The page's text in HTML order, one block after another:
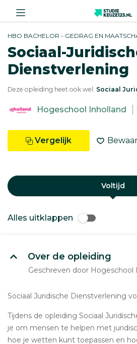
HBO BACHELOR - GEDRAG EN
Sociaal-
Dienstverlening
Deze opleiding heet ook wel: Sociaal
Hogeschool Inholland
Vergelijk
Voltijd
Alles uitklappen
Over de opleiding
Geschreven door Hogeschool
Sociaal Juridische Dienstverlening
Tijdens de opleiding Sociaal
je om mensen te helpen met
hoe je wetten kunt toepassen en